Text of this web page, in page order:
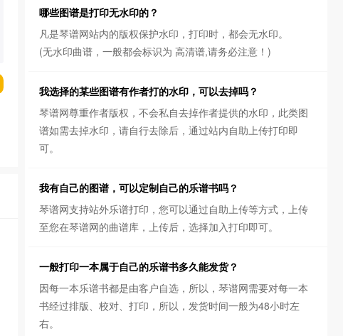
哪些图谱是打印无水印的？
凡是琴谱网站内的版权保护水印，打印时，都会无水印。
(无水印曲谱，一般都会标识为 高清谱,请务必注意！)
我选择的某些图谱有作者打的水印，可以去掉吗？
琴谱网尊重作者版权，不会私自去掉作者提供的水印，此类图
谱如需去掉水印，请自行去除后，通过站内自助上传打印即
可。
我有自己的图谱，可以定制自己的乐谱书吗？
琴谱网支持站外乐谱打印，您可以通过自助上传等方式，上传
至您在琴谱网的曲谱库，上传后，选择加入打印即可。
一般打印一本属于自己的乐谱书多久能发货？
因每一本乐谱书都是由客户自选，所以，琴谱网需要对每一本
书经过排版、校对、打印，所以，发货时间一般为48小时左
右。